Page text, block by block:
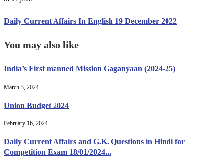
Daily Current Affairs In English 19 December 2022
You may also like
India’s First manned Mission Gaganyaan (2024-25)
March 3, 2024
Union Budget 2024
February 16, 2024
Daily Current Affairs and G.K. Questions in Hindi for
Competition Exam 18/01/2024...